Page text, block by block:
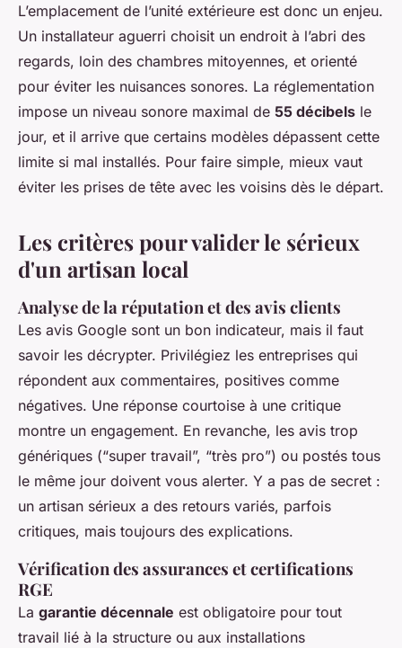
L’emplacement de l’unité extérieure est donc un enjeu.
Un installateur aguerri choisit un endroit à l’abri des
regards, loin des chambres mitoyennes, et orienté
pour éviter les nuisances sonores. La réglementation
impose un niveau sonore maximal de 55 décibels le
jour, et il arrive que certains modèles dépassent cette
limite si mal installés. Pour faire simple, mieux vaut
éviter les prises de tête avec les voisins dès le départ.
Les critères pour valider le sérieux
d'un artisan local
Analyse de la réputation et des avis clients
Les avis Google sont un bon indicateur, mais il faut
savoir les décrypter. Privilégiez les entreprises qui
répondent aux commentaires, positives comme
négatives. Une réponse courtoise à une critique
montre un engagement. En revanche, les avis trop
génériques (“super travail”, “très pro”) ou postés tous
le même jour doivent vous alerter. Y a pas de secret :
un artisan sérieux a des retours variés, parfois
critiques, mais toujours des explications.
Vérification des assurances et certifications
RGE
La garantie décennale est obligatoire pour tout
travail lié à la structure ou aux installations